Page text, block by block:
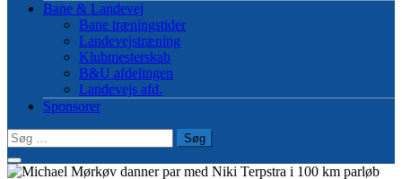
Bane & Landevej
Bane træningstider
Landevejstræning
Klubmesterskab
B&U afdelingen
Landevejs afd.
Sponsorer
Søg
efter: